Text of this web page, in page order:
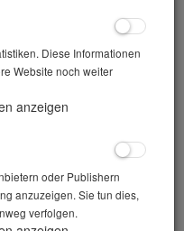
Diese Informationen
Website noch weiter
anzeigen
oder Publishern
anzuzeigen. Sie tun dies,
verfolgen.